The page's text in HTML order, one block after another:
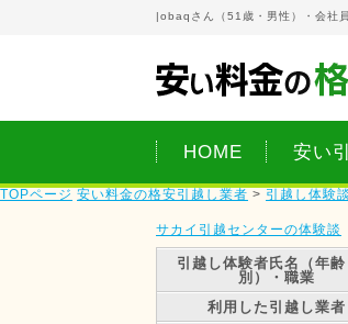
|obaqさん（51歳・男性）・会社
HOME 安い
TOPページ 安い料金の格安引越し業者 > 引越し体験談
サカイ引越センターの体験談
引越し体験者 氏名（年
別）・職業
利用した引越し業者